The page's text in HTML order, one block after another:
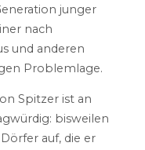
junger
nach
und anderen
Problemlage.
Spitzer ist an
bisweilen
auf, die er